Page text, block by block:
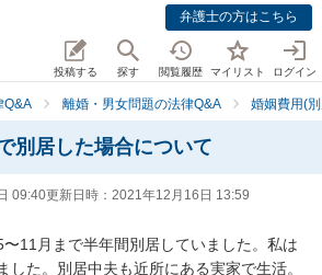
弁護士の方はこちら
投稿する 探す 閲覧履歴 マイリスト ログイン
Q&A 離婚・男女問題の法律Q&A 婚姻費用(
別居した場合について
09:40更新日時： 2021年12月16日 13:59
11月まで半年間別居していました。私は
した。別居中夫も近所にある実家で生活。